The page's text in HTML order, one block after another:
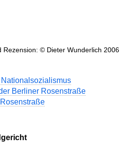
Rezension: © Dieter Wunderlich 2006
Berliner Rosenstraße